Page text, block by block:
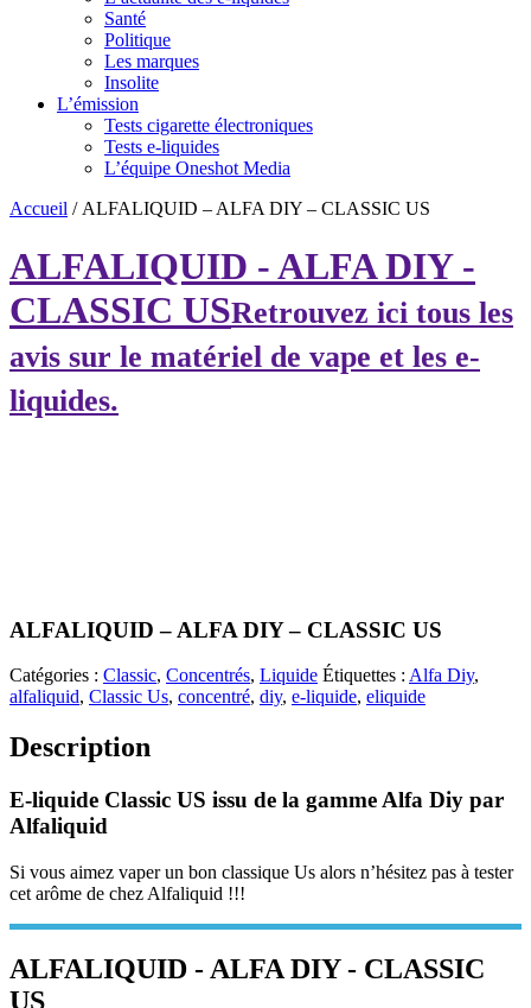
Santé
Politique
Les marques
Insolite
L’émission
Tests cigarette électroniques
Tests e-liquides
L’équipe Oneshot Media
Accueil / ALFALIQUID – ALFA DIY – CLASSIC US
ALFALIQUID - ALFA DIY -
CLASSIC USRetrouvez ici tous les
avis sur le matériel de vape et les e-
liquides.
ALFALIQUID – ALFA DIY – CLASSIC US
Catégories : Classic, Concentrés, Liquide Étiquettes : Alfa Diy,
alfaliquid, Classic Us, concentré, diy, e-liquide, eliquide
Description
E-liquide Classic US issu de la gamme Alfa Diy par
Alfaliquid
Si vous aimez vaper un bon classique Us alors n’hésitez pas à tester
cet arôme de chez Alfaliquid !!!
ALFALIQUID - ALFA DIY - CLASSIC
US